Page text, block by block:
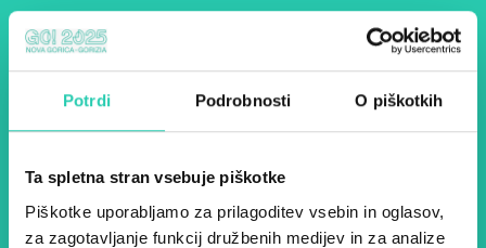
Potrdi Podrobnosti O piškotkih
Ta spletna stran vsebuje piškotke
Piškotke uporabljamo za prilagoditev vsebin in oglasov,
za zagotavljanje funkcij družbenih medijev in za analize
Dogodki, članki in zgodbe iz
evropske prestolnice kulture
– prijavite se na naš novičnik
in ostanite na tekočem z
našimi aktivnostmi.